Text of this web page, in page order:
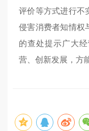
评价等方式进行不
侵害消费者知情权
的查处提示广大
营、创新发展，方